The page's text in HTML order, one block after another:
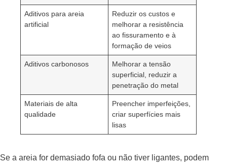
Aditivos para areia
artificial
Reduzir os custos e
melhorar a resistência
ao fissuramento e à
formação de veios
Aditivos carbonosos
Melhorar a tensão
superficial, reduzir a
penetração do metal
Materiais de alta
qualidade
Preencher imperfeições,
criar superfícies mais
lisas
Se a areia for demasiado fofa ou não tiver ligantes, podem